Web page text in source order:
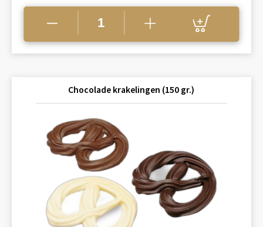
Chocolade krakelingen (150 gr.)